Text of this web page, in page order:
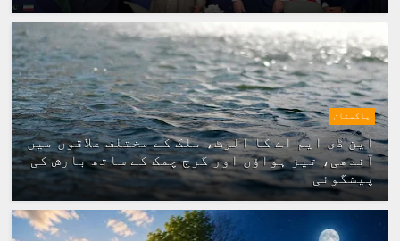
پاکستان
این ڈی ایم اے کا الرٹ، ملک کے مختلف علاقوں میں
آندھی، تیز ہواؤں اور گرج چمک کے ساتھ بارش کی
پیشگوئی